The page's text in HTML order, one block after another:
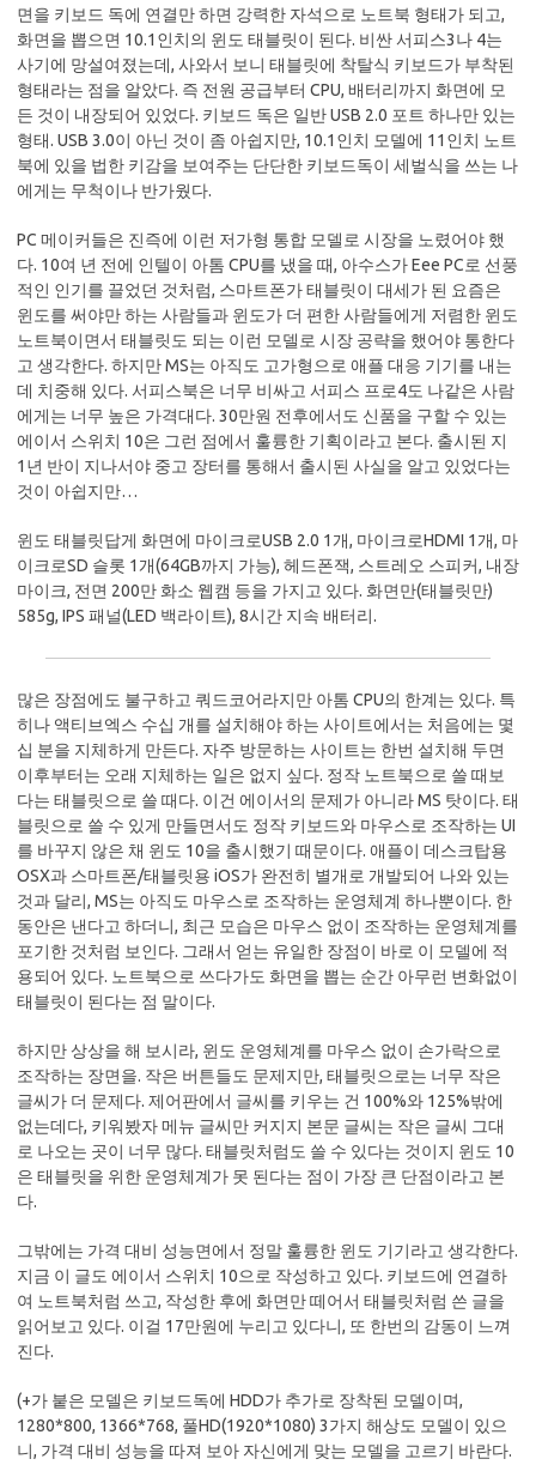
면을 키보드 독에 연결만 하면 강력한 자석으로 노트북 형태가 되고,
화면을 뽑으면 10.1인치의 윈도 태블릿이 된다. 비싼 서피스3나 4는
사기에 망설여졌는데, 사와서 보니 태블릿에 착탈식 키보드가 부착된
형태라는 점을 알았다. 즉 전원 공급부터 CPU, 배터리까지 화면에 모
든 것이 내장되어 있었다. 키보드 독은 일반 USB 2.0 포트 하나만 있는
형태. USB 3.0이 아닌 것이 좀 아쉽지만, 10.1인치 모델에 11인치 노트
북에 있을 법한 키감을 보여주는 단단한 키보드독이 세벌식을 쓰는 나
에게는 무척이나 반가웠다.
PC 메이커들은 진즉에 이런 저가형 통합 모델로 시장을 노렸어야 했
다. 10여 년 전에 인텔이 아톰 CPU를 냈을 때, 아수스가 Eee PC로 선풍
적인 인기를 끌었던 것처럼, 스마트폰가 태블릿이 대세가 된 요즘은
윈도를 써야만 하는 사람들과 윈도가 더 편한 사람들에게 저렴한 윈도
노트북이면서 태블릿도 되는 이런 모델로 시장 공략을 했어야 통한다
고 생각한다. 하지만 MS는 아직도 고가형으로 애플 대응 기기를 내는
데 치중해 있다. 서피스북은 너무 비싸고 서피스 프로4도 나같은 사람
에게는 너무 높은 가격대다. 30만원 전후에서도 신품을 구할 수 있는
에이서 스위치 10은 그런 점에서 훌륭한 기획이라고 본다. 출시된 지
1년 반이 지나서야 중고 장터를 통해서 출시된 사실을 알고 있었다는
것이 아쉽지만…
윈도 태블릿답게 화면에 마이크로USB 2.0 1개, 마이크로HDMI 1개, 마
이크로SD 슬롯 1개(64GB까지 가능), 헤드폰잭, 스트레오 스피커, 내장
마이크, 전면 200만 화소 웹캠 등을 가지고 있다. 화면만(태블릿만)
585g, IPS 패널(LED 백라이트), 8시간 지속 배터리.
많은 장점에도 불구하고 쿼드코어라지만 아톰 CPU의 한계는 있다. 특
히나 액티브엑스 수십 개를 설치해야 하는 사이트에서는 처음에는 몇
십 분을 지체하게 만든다. 자주 방문하는 사이트는 한번 설치해 두면
이후부터는 오래 지체하는 일은 없지 싶다. 정작 노트북으로 쓸 때보
다는 태블릿으로 쓸 때다. 이건 에이서의 문제가 아니라 MS 탓이다. 태
블릿으로 쓸 수 있게 만들면서도 정작 키보드와 마우스로 조작하는 UI
를 바꾸지 않은 채 윈도 10을 출시했기 때문이다. 애플이 데스크탑용
OSX과 스마트폰/태블릿용 iOS가 완전히 별개로 개발되어 나와 있는
것과 달리, MS는 아직도 마우스로 조작하는 운영체계 하나뿐이다. 한
동안은 낸다고 하더니, 최근 모습은 마우스 없이 조작하는 운영체계를
포기한 것처럼 보인다. 그래서 얻는 유일한 장점이 바로 이 모델에 적
용되어 있다. 노트북으로 쓰다가도 화면을 뽑는 순간 아무런 변화없이
태블릿이 된다는 점 말이다.
하지만 상상을 해 보시라, 윈도 운영체계를 마우스 없이 손가락으로
조작하는 장면을. 작은 버튼들도 문제지만, 태블릿으로는 너무 작은
글씨가 더 문제다. 제어판에서 글씨를 키우는 건 100%와 125%밖에
없는데다, 키워봤자 메뉴 글씨만 커지지 본문 글씨는 작은 글씨 그대
로 나오는 곳이 너무 많다. 태블릿처럼도 쓸 수 있다는 것이지 윈도 10
은 태블릿을 위한 운영체계가 못 된다는 점이 가장 큰 단점이라고 본
다.
그밖에는 가격 대비 성능면에서 정말 훌륭한 윈도 기기라고 생각한다.
지금 이 글도 에이서 스위치 10으로 작성하고 있다. 키보드에 연결하
여 노트북처럼 쓰고, 작성한 후에 화면만 떼어서 태블릿처럼 쓴 글을
읽어보고 있다. 이걸 17만원에 누리고 있다니, 또 한번의 감동이 느껴
진다.
(+가 붙은 모델은 키보드독에 HDD가 추가로 장착된 모델이며,
1280*800, 1366*768, 풀HD(1920*1080) 3가지 해상도 모델이 있으
니, 가격 대비 성능을 따져 보아 자신에게 맞는 모델을 고르기 바란다.